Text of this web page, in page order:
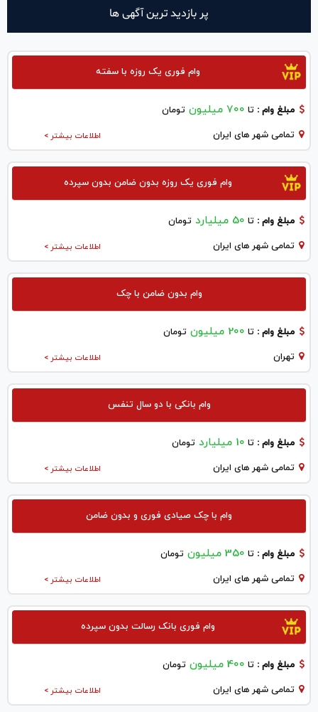
پر بازدید ترین آگهی ها
وام فوری یک روزه با سفته
مبلغ وام : تا 700 میلیون تومان
اطلاعات بیشتر > تمامی شهر های ایران
وام فوری یک روزه بدون ضامن بدون سپرده
مبلغ وام : تا 50 میلیارد تومان
اطلاعات بیشتر > تمامی شهر های ایران
وام بدون ضامن با چک
مبلغ وام : تا 200 میلیون تومان
اطلاعات بیشتر > تهران
وام بانکی با دو سال تنفس
مبلغ وام : تا 10 میلیارد تومان
اطلاعات بیشتر > تمامی شهر های ایران
وام با چک صیادی فوری و بدون ضامن
مبلغ وام : تا 350 میلیون تومان
اطلاعات بیشتر > تمامی شهر های ایران
وام فوری بانک رسالت بدون سپرده
مبلغ وام : تا 400 میلیون تومان
اطلاعات بیشتر > تمامی شهر های ایران